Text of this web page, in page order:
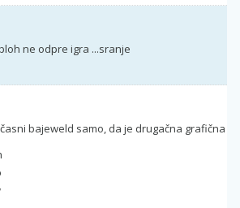
ne odpre igra ...sranje
bajeweld samo, da je drugačna grafična